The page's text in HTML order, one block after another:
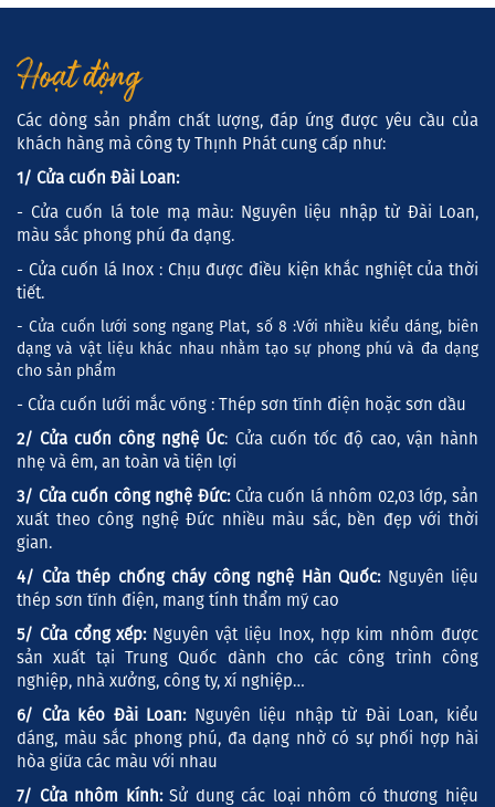
Hoạt động
Các dòng sản phẩm chất lượng, đáp ứng được yêu cầu của
khách hàng mà công ty Thịnh Phát cung cấp như:
1/ Cửa cuốn Đài Loan:
- Cửa cuốn lá tole mạ màu: Nguyên liệu nhập từ Đài Loan,
màu sắc phong phú đa dạng.
- Cửa cuốn lá Inox : Chịu được điều kiện khắc nghiệt của thời
tiết.
- Cửa cuốn lưới song ngang Plat, số 8 :Với nhiều kiểu dáng, biên
dạng và vật liệu khác nhau nhằm tạo sự phong phú và đa dạng
cho sản phẩm
- Cửa cuốn lưới mắc võng : Thép sơn tĩnh điện hoặc sơn dầu
2/ Cửa cuốn công nghệ Úc: Cửa cuốn tốc độ cao, vận hành
nhẹ và êm, an toàn và tiện lợi
3/ Cửa cuốn công nghệ Đức: Cửa cuốn lá nhôm 02,03 lớp, sản
xuất theo công nghệ Đức nhiều màu sắc, bền đẹp với thời
gian.
4/ Cửa thép chống cháy công nghệ Hàn Quốc: Nguyên liệu
thép sơn tĩnh điện, mang tính thẩm mỹ cao
5/ Cửa cổng xếp:Nguyên vật liệu Inox, hợp kim nhôm được
sản xuất tại Trung Quốc dành cho các công trình công
nghiệp, nhà xưởng, công ty, xí nghiệp…
6/ Cửa kéo Đài Loan:Nguyên liệu nhập từ Đài Loan, kiểu
dáng, màu sắc phong phú, đa dạng nhờ có sự phối hợp hài
hòa giữa các màu với nhau
7/ Cửa nhôm kính:Sử dung các loại nhôm có thương hiệu